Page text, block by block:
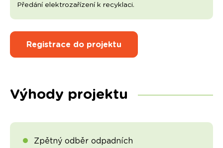
Předání elektrozařízení k recyklaci.
Registrace do projektu
Výhody projektu
Zpětný odběr odpadních